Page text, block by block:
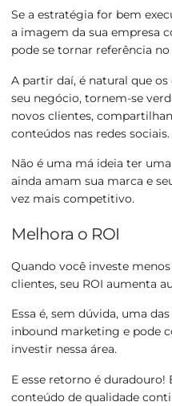
Se a estratégia for bem
a imagem da sua empresa
pode se tornar referência
A partir daí, é natural que
seu negócio, tornem-se
novos clientes,
conteúdos nas redes sociais.
Não é uma má ideia ter
ainda amam sua marca e
vez mais competitivo.
Melhora o ROI
Quando você investe
clientes, seu ROI aumenta
Essa é, sem dúvida, uma
inbound marketing e pode
investir nessa área.
E esse retorno é
conteúdo de qualidade